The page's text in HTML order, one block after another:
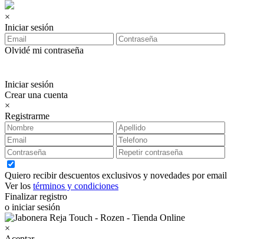
×
Iniciar sesión
Olvidé mi contraseña
Iniciar sesión
Crear una cuenta
×
Registrarme
Quiero recibir descuentos exclusivos y novedades por email
Ver los términos y condiciones
Finalizar registro
o iniciar sesión
×